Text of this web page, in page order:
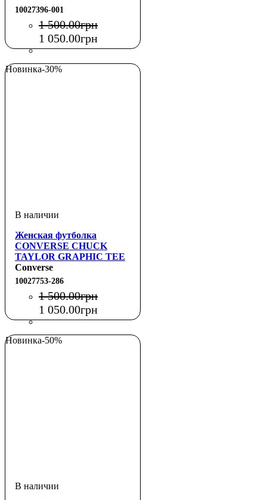
10027396-001
1 500.00грн
1 050.00грн
Новинка-30%
Женская футболка
CONVERSE CHUCK
TAYLOR GRAPHIC TEE
Converse
10027753-286
1 500.00грн
1 050.00грн
Новинка-50%